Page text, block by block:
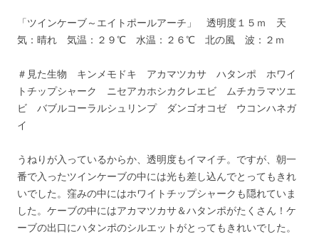
「ツインケーブ～エイトポールアーチ」 透明度１５ｍ 天
気：晴れ 気温：２９℃ 水温：２６℃ 北の風 波：２ｍ
＃見た生物 キンメモドキ アカマツカサ ハタンポ ホワイ
トチップシャーク ニセアカホシカクレエビ ムチカラマツエ
ビ バブルコーラルシュリンプ ダンゴオコゼ ウコンハネガ
イ
うねりが入っているからか、透明度もイマイチ。ですが、朝一
番で入ったツインケーブの中には光も差し込んでとってもきれ
いでした。窪みの中にはホワイトチップシャークも隠れていま
した。ケーブの中にはアカマツカサ＆ハタンポがたくさん！ケ
ーブの出口にハタンポのシルエットがとってもきれいでした。